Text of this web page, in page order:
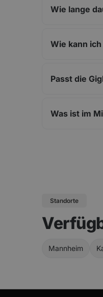
Wie lange
Wie kann
Passt die
Was ist im
Standorte
Mannheim